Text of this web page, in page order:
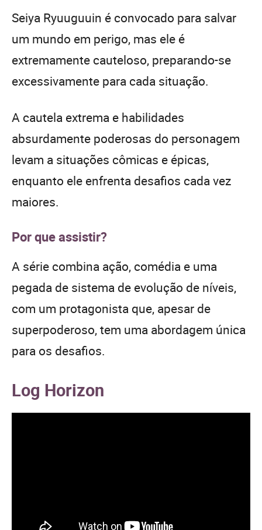
Seiya Ryuuguuin é convocado para salvar
um mundo em perigo, mas ele é
extremamente cauteloso, preparando-se
excessivamente para cada situação.
A cautela extrema e habilidades
absurdamente poderosas do personagem
levam a situações cômicas e épicas,
enquanto ele enfrenta desafios cada vez
maiores.
Por que assistir?
A série combina ação, comédia e uma
pegada de sistema de evolução de níveis,
com um protagonista que, apesar de
superpoderoso, tem uma abordagem única
para os desafios.
Log Horizon